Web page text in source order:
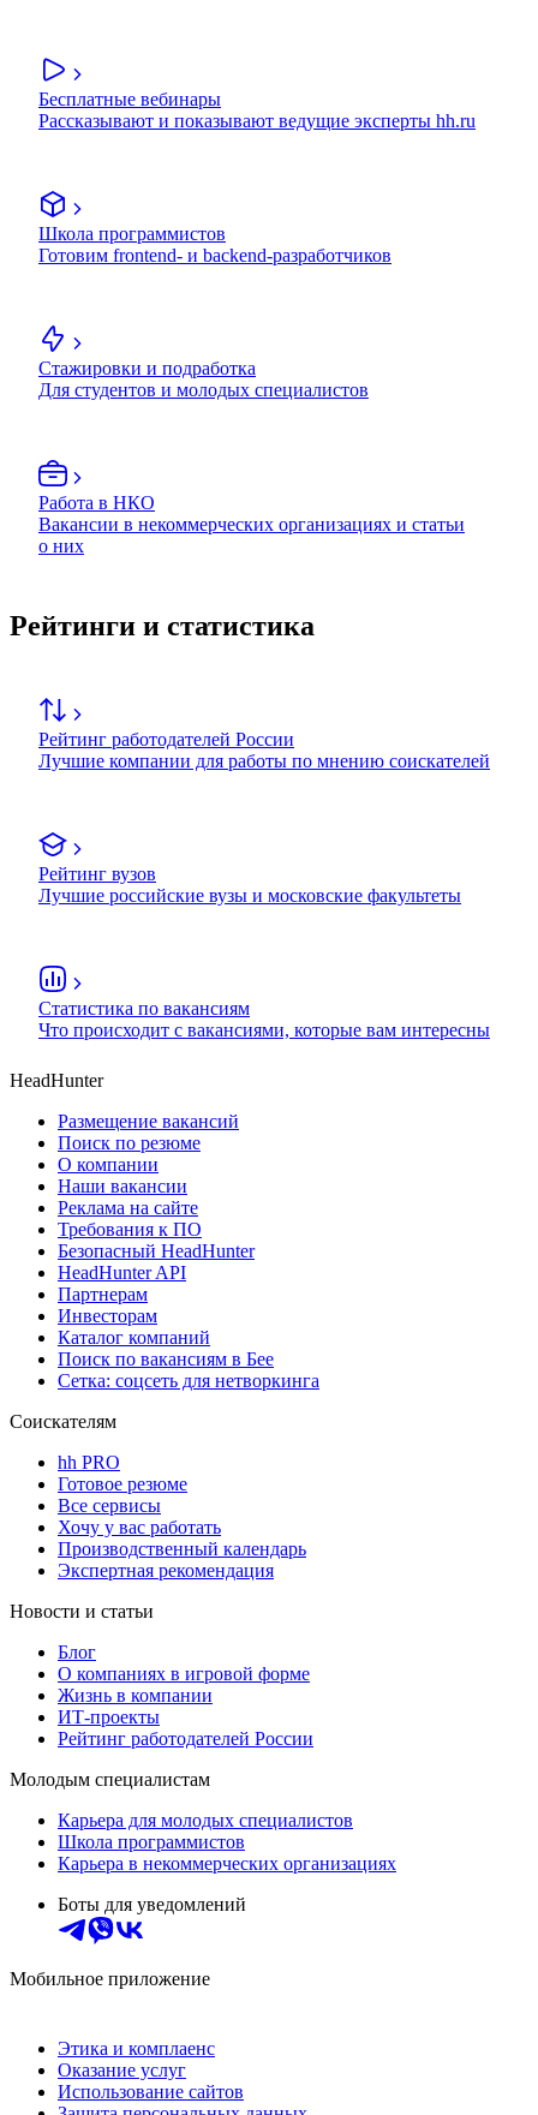
Бесплатные вебинары
Рассказывают и показывают ведущие эксперты hh.ru
Школа программистов
Готовим frontend- и backend-разработчиков
Стажировки и подработка
Для студентов и молодых специалистов
Работа в НКО
Вакансии в некоммерческих организациях и статьи
о них
Рейтинги и статистика
Рейтинг работодателей России
Лучшие компании для работы по мнению соискателей
Рейтинг вузов
Лучшие российские вузы и московские факультеты
Статистика по вакансиям
Что происходит с вакансиями, которые вам интересны
HeadHunter
Размещение вакансий
Поиск по резюме
О компании
Наши вакансии
Реклама на сайте
Требования к ПО
Безопасный HeadHunter
HeadHunter API
Партнерам
Инвесторам
Каталог компаний
Поиск по вакансиям в Бее
Сетка: соцсеть для нетворкинга
Соискателям
hh PRO
Готовое резюме
Все сервисы
Хочу у вас работать
Производственный календарь
Экспертная рекомендация
Новости и статьи
Блог
О компаниях в игровой форме
Жизнь в компании
ИТ-проекты
Рейтинг работодателей России
Молодым специалистам
Карьера для молодых специалистов
Школа программистов
Карьера в некоммерческих организациях
Боты для уведомлений
Мобильное приложение
Этика и комплаенс
Оказание услуг
Использование сайтов